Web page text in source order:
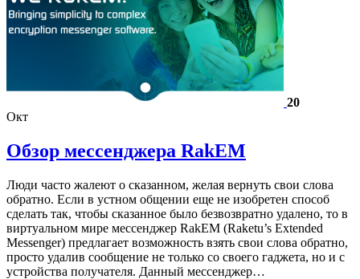
20
Окт
Обзор мессенджера RakEM
Люди часто жалеют о сказанном, желая вернуть свои слова
обратно. Если в устном общении еще не изобретен способ
сделать так, чтобы сказанное было безвозвратно удалено, то в
виртуальном мире мессенджер RakEM (Raketu’s Extended
Messenger) предлагает возможность взять свои слова обратно,
просто удалив сообщение не только со своего гаджета, но и с
устройства получателя. Данный мессенджер…